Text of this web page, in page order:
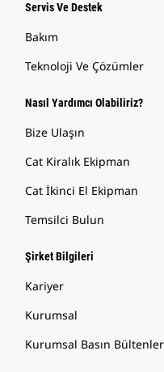
Servis Ve Destek
Bakım
Teknoloji Ve Çözümler
Nasıl Yardımcı Olabiliriz?
Bize Ulaşın
Cat Kiralık Ekipman
Cat İkinci El Ekipman
Temsilci Bulun
Şirket Bilgileri
Kariyer
Kurumsal
Kurumsal Basın